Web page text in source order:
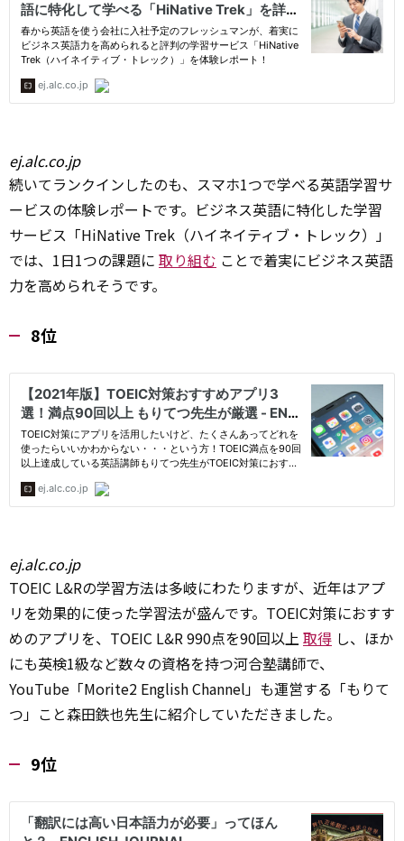
ej.alc.co.jp
続いてランクインしたのも、スマホ1つで学べる英語学習サ
ービスの体験レポートです。ビジネス英語に特化した学習
サービス「HiNative Trek（ハイネイティブ・トレック）」
では、1日1つの課題に 取り組む ことで着実にビジネス英語
力を高められそうです。
8位
ej.alc.co.jp
TOEIC L&Rの学習方法は多岐にわたりますが、近年はアプ
リを効果的に使った学習法が盛んです。TOEIC対策におすす
めのアプリを、TOEIC L&R 990点を90回以上 取得 し、ほか
にも英検1級など数々の資格を持つ河合塾講師で、
YouTube「Morite2 English Channel」も運営する「もりて
つ」こと森田鉄也先生に紹介していただきました。
9位